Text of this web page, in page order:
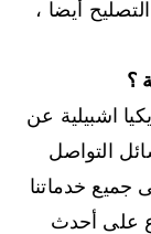
أيضا ،
؟
اشبيلية عن
التواصل
جميع خدماتنا
على أحدث